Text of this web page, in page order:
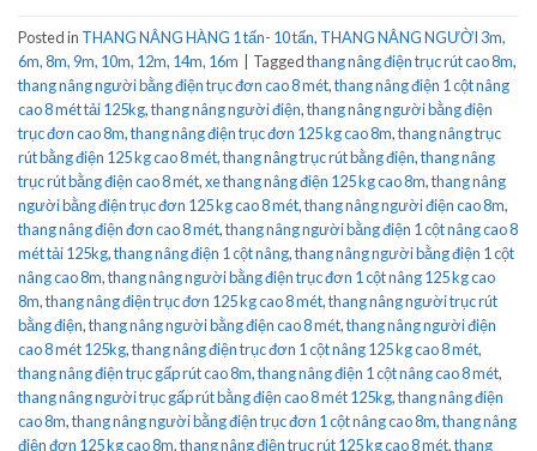
Posted in THANG NÂNG HÀNG 1 tấn- 10 tấn, THANG NÂNG NGƯỜI 3m,
6m, 8m, 9m, 10m, 12m, 14m, 16m
Taggedthang nâng điện trục rút cao 8m,
thang nâng người bằng điện trục đơn cao 8 mét,thang nâng điện 1 cột nâng
cao 8 mét tải 125kg,thang nâng người điện,thang nâng người bằng điện
trục đơn cao 8m,thang nâng điện trục đơn 125 kg cao 8m,thang nâng trục
rút bằng điện 125 kg cao 8 mét,thang nâng trục rút bằng điện,thang nâng
trục rút bằng điện cao 8 mét,xe thang nâng điện 125 kg cao 8m,thang nâng
người bằng điện trục đơn 125 kg cao 8 mét,thang nâng người điện cao 8m,
thang nâng điện đơn cao 8 mét,thang nâng người bằng điện 1 cột nâng cao 8
mét tải 125kg,thang nâng điện 1 cột nâng,thang nâng người bằng điện 1 cột
nâng cao 8m,thang nâng người bằng điện trục đơn 1 cột nâng 125 kg cao
8m,thang nâng điện trục đơn 125 kg cao 8 mét,thang nâng người trục rút
bằng điện,thang nâng người bằng điện cao 8 mét,thang nâng người điện
cao 8 mét 125kg,thang nâng điện trục đơn 1 cột nâng 125 kg cao 8 mét,
thang nâng điện trục gấp rút cao 8m,thang nâng điện 1 cột nâng cao 8 mét,
thang nâng người trục gấp rút bằng điện cao 8 mét 125kg,thang nâng điện
cao 8m,thang nâng người bằng điện trục đơn 1 cột nâng cao 8m,thang nâng
điện đơn 125 kg cao 8m,thang nâng điện trục rút 125 kg cao 8 mét,thang